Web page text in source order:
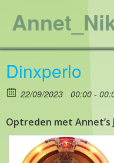
Dinxperlo
22/09/2023 00:00 -
Optreden met